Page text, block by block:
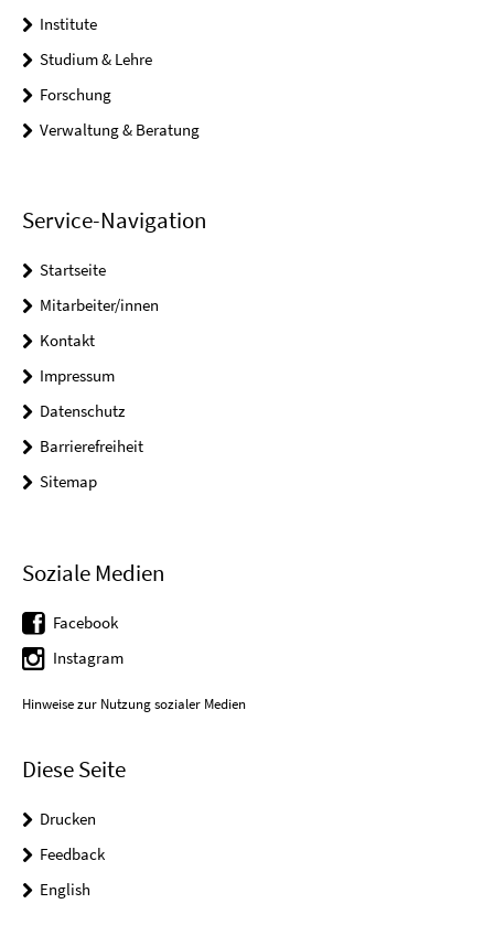
Institute
Studium & Lehre
Forschung
Verwaltung & Beratung
Service-Navigation
Startseite
Mitarbeiter/innen
Kontakt
Impressum
Datenschutz
Barrierefreiheit
Sitemap
Soziale Medien
Facebook
Instagram
Hinweise zur Nutzung sozialer Medien
Diese Seite
Drucken
Feedback
English